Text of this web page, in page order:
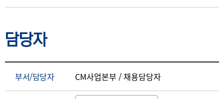
담당자
부서/담당자 CM사업본부 / 채용담당자